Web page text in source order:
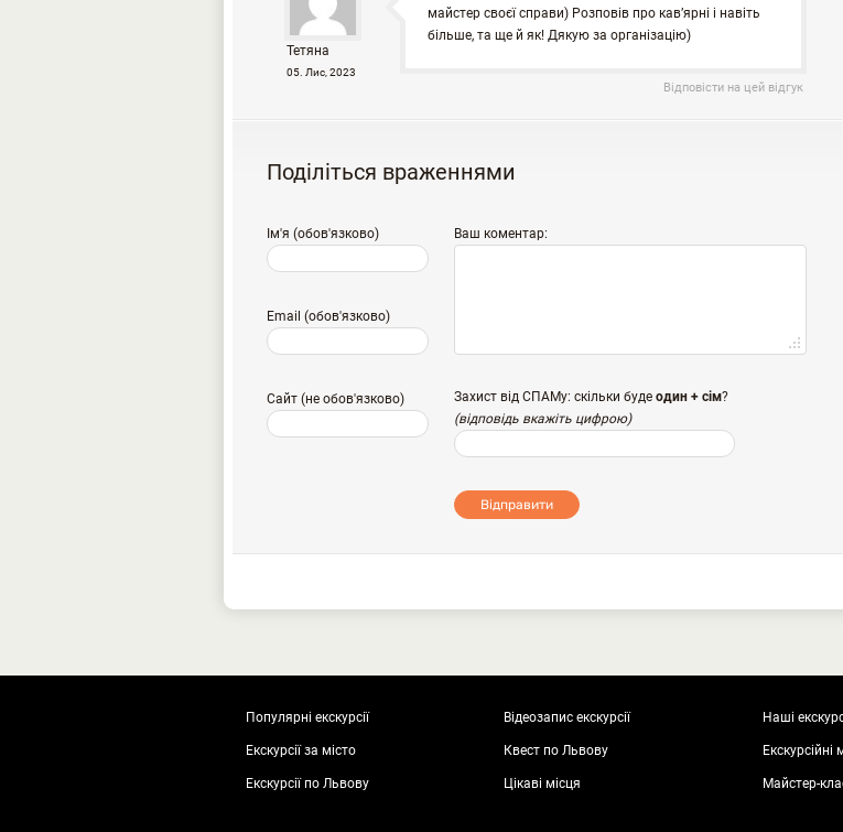
Тетяна
05. Лис, 2023
майстер своєї справи) Розповів про кав’ярні і навіть
більше, та ще й як! Дякую за організацію)
Відповісти на цей відгук
Поділіться враженнями
Ім'я (обов'язково)
Email (обов'язково)
Сайт (не обов'язково)
Ваш коментар:
Захист від СПАМу: скільки буде один + сім?
(відповідь вкажіть цифрою)
Відправити
Популярні екскурсії
Екскурсії за місто
Екскурсії по Львову
Відеозапис екскурсії
Квест по Львову
Цікаві місця
Наші
Екскурсійні
Майстер-